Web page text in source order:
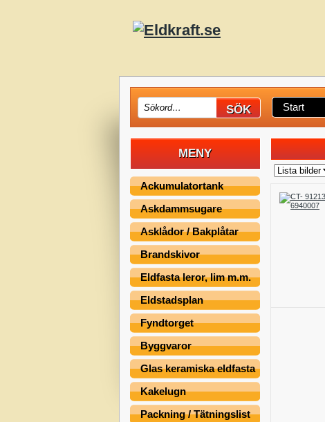
Start
MENY
Ackumulatortank
Askdammsugare
Asklådor / Bakplåtar
Brandskivor
Eldfasta leror, lim m.m.
Eldstadsplan
Fyndtorget
Byggvaror
Glas keramiska eldfasta
Kakelugn
Packning / Tätningslist